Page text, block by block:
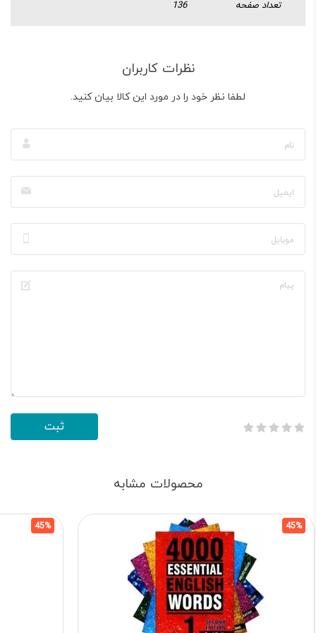
تعداد صفحه 136
نظرات کاربران
لطفا نظر خود را در مورد این کالا بیان کنید.
محصولات مشابه
45%
45%